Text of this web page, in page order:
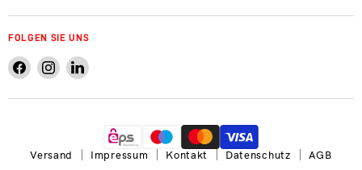
FOLGEN SIE UNS
Finden
Sie
uns
Finden
Sie
uns
Instagram
Finden
uns
LinkedIn
Versand Impressum Kontakt Datenschutz AGB